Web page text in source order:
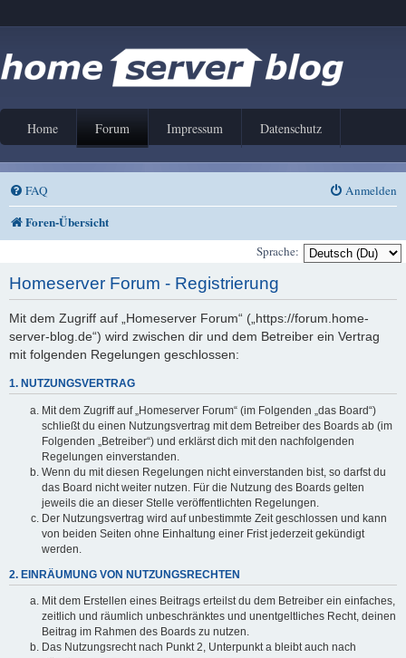
Home Forum Impressum Datenschutz
FAQ Anmelden
Foren-Übersicht
Sprache:
Homeserver Forum - Registrierung
Mit dem Zugriff auf „Homeserver Forum“ („https://forum.home-
server-blog.de“) wird zwischen dir und dem Betreiber ein Vertrag
mit folgenden Regelungen geschlossen:
1. NUTZUNGSVERTRAG
Mit dem Zugriff auf „Homeserver Forum“ (im Folgenden „das Board“)
schließt du einen Nutzungsvertrag mit dem Betreiber des Boards ab (im
Folgenden „Betreiber“) und erklärst dich mit den nachfolgenden
Regelungen einverstanden.
Wenn du mit diesen Regelungen nicht einverstanden bist, so darfst du
das Board nicht weiter nutzen. Für die Nutzung des Boards gelten
jeweils die an dieser Stelle veröffentlichten Regelungen.
Der Nutzungsvertrag wird auf unbestimmte Zeit geschlossen und kann
von beiden Seiten ohne Einhaltung einer Frist jederzeit gekündigt
werden.
2. EINRÄUMUNG VON NUTZUNGSRECHTEN
Mit dem Erstellen eines Beitrags erteilst du dem Betreiber ein einfaches,
zeitlich und räumlich unbeschränktes und unentgeltliches Recht, deinen
Beitrag im Rahmen des Boards zu nutzen.
Das Nutzungsrecht nach Punkt 2, Unterpunkt a bleibt auch nach